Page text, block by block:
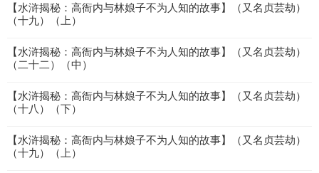
【水浒揭秘：高衙内与林娘子不为人知的故事】（又名贞芸劫）
（十九）（上）
【水浒揭秘：高衙内与林娘子不为人知的故事】（又名贞芸劫）
（二十二）（中）
【水浒揭秘：高衙内与林娘子不为人知的故事】（又名贞芸劫）
（十八）（下）
【水浒揭秘：高衙内与林娘子不为人知的故事】（又名贞芸劫）
（十九）（上）